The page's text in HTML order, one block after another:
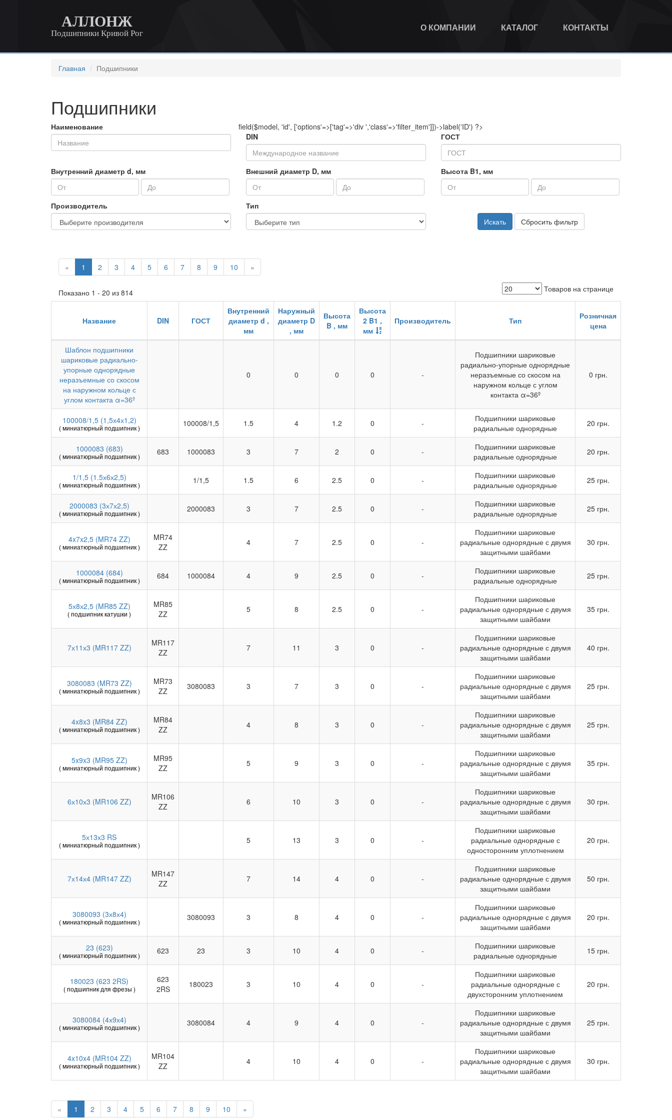
АЛЛОНЖ
Подшипники Кривой Рог
О КОМПАНИИ КАТАЛОГ КОНТАКТЫ
Главная Подшипники
Подшипники
field($model, 'id', ['options'=>['tag'=>'div ','class'=>'filter_item']])->label('ID') ?>
Наименование
DIN
ГОСТ
Внутренний диаметр d, мм Внешний диаметр D, мм Высота B1, мм
Производитель
Тип
Искать
Сбросить фильтр
« 1 2 3 4 5 6 7 8 9 10 »
Показано 1 - 20 из 814 Товаров на странице
Название DIN ГОСТ
Внутренний
диаметр d ,
мм
Наружный
диаметр D
, мм
Высота
B , мм
Высота
2 B1 ,
мм
Производитель Тип
Розничная
цена
Шаблон подшипники
шариковые радиально-
упорные однорядные
неразъемные со скосом
на наружном кольце с
углом контакта α=36º
0 0 0 0 -
Подшипники шариковые
радиально-упорные однорядные
неразъемные со скосом на
наружном кольце с углом
контакта α=36º
0 грн.
100008/1,5 (1,5х4х1,2)
( миниатюрный подшипник ) 100008/1,5 1.5 4 1.2 0 -
Подшипники шариковые
радиальные однорядные
20 грн.
1000083 (683)
( миниатюрный подшипник ) 683 1000083 3 7 2 0 -
Подшипники шариковые
радиальные однорядные
20 грн.
1/1,5 (1.5х6х2,5)
( миниатюрный подшипник ) 1/1,5 1.5 6 2.5 0 -
Подшипники шариковые
радиальные однорядные
25 грн.
2000083 (3х7х2,5)
( миниатюрный подшипник ) 2000083 3 7 2.5 0 -
Подшипники шариковые
радиальные однорядные
25 грн.
4x7x2,5 (MR74 ZZ)
( миниатюрный подшипник )
MR74
ZZ
4 7 2.5 0 -
Подшипники шариковые
радиальные однорядные с двумя
защитными шайбами
30 грн.
1000084 (684)
( миниатюрный подшипник ) 684 1000084 4 9 2.5 0 -
Подшипники шариковые
радиальные однорядные
25 грн.
5х8х2,5 (MR85 ZZ)
( подшипник катушки )
MR85
ZZ
5 8 2.5 0 -
Подшипники шариковые
радиальные однорядные с двумя
защитными шайбами
35 грн.
7х11х3 (MR117 ZZ)
MR117
ZZ
7 11 3 0 -
Подшипники шариковые
радиальные однорядные с двумя
защитными шайбами
40 грн.
3080083 (MR73 ZZ)
( миниатюрный подшипник )
MR73
ZZ
3080083 3 7 3 0 -
Подшипники шариковые
радиальные однорядные с двумя
защитными шайбами
25 грн.
4x8x3 (MR84 ZZ)
( миниатюрный подшипник )
MR84
ZZ
4 8 3 0 -
Подшипники шариковые
радиальные однорядные с двумя
защитными шайбами
25 грн.
5x9x3 (MR95 ZZ)
( миниатюрный подшипник )
MR95
ZZ
5 9 3 0 -
Подшипники шариковые
радиальные однорядные с двумя
защитными шайбами
35 грн.
6х10х3 (MR106 ZZ)
MR106
ZZ
6 10 3 0 -
Подшипники шариковые
радиальные однорядные с двумя
защитными шайбами
30 грн.
5х13х3 RS
( миниатюрный подшипник ) 5 13 3 0 -
Подшипники шариковые
радиальные однорядные с
односторонним уплотнением
20 грн.
7х14х4 (MR147 ZZ)
MR147
ZZ
7 14 4 0 -
Подшипники шариковые
радиальные однорядные с двумя
защитными шайбами
50 грн.
3080093 (3х8х4)
( миниатюрный подшипник ) 3080093 3 8 4 0 -
Подшипники шариковые
радиальные однорядные с двумя
защитными шайбами
20 грн.
23 (623)
( миниатюрный подшипник ) 623 23 3 10 4 0 -
Подшипники шариковые
радиальные однорядные
15 грн.
180023 (623 2RS)
( подшипник для фрезы )
623
2RS
180023 3 10 4 0 -
Подшипники шариковые
радиальные однорядные с
двухсторонним уплотнением
20 грн.
3080084 (4х9х4)
( миниатюрный подшипник ) 3080084 4 9 4 0 -
Подшипники шариковые
радиальные однорядные с двумя
защитными шайбами
25 грн.
4x10x4 (MR104 ZZ)
( миниатюрный подшипник )
MR104
ZZ
4 10 4 0 -
Подшипники шариковые
радиальные однорядные с двумя
защитными шайбами
30 грн.
« 1 2 3 4 5 6 7 8 9 10 »